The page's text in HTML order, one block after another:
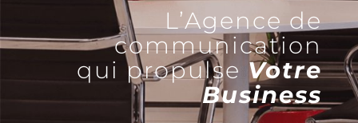
L’Agence de
communication
qui propulse Votre
Business